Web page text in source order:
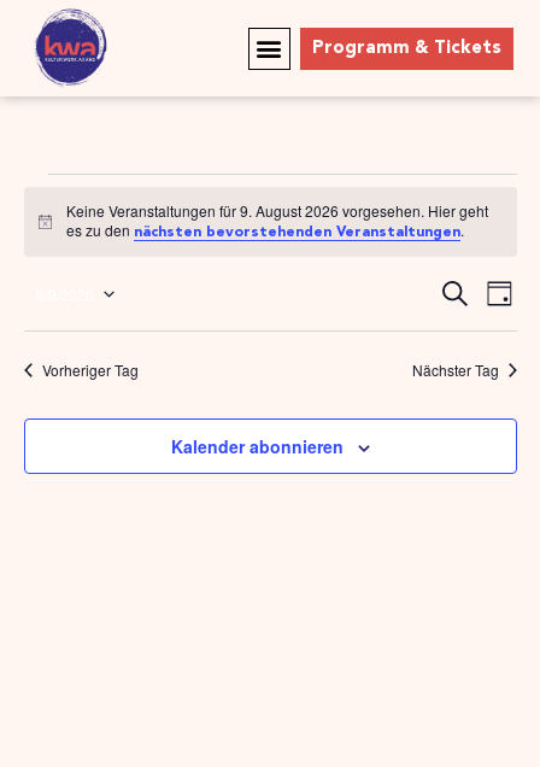
Programm & Tickets
Hinweis
Keine Veranstaltungen für 9. August 2026 vorgesehen. Hier geht
es zu den nächsten bevorstehenden Veranstaltungen.
und
Suche
Tag
wählen.
Vorheriger Tag Nächster Tag
Kalender abonnieren